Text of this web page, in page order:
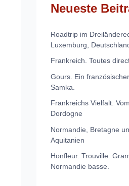
Neueste
Roadtrip im
Luxemburg,
Frankreich. Toutes
Gours. Ein
Samka.
Frankreichs Vielfalt.
Dordogne
Normandie, Bretagne
Aquitanien
Honfleur. Trouville.
Normandie basse.